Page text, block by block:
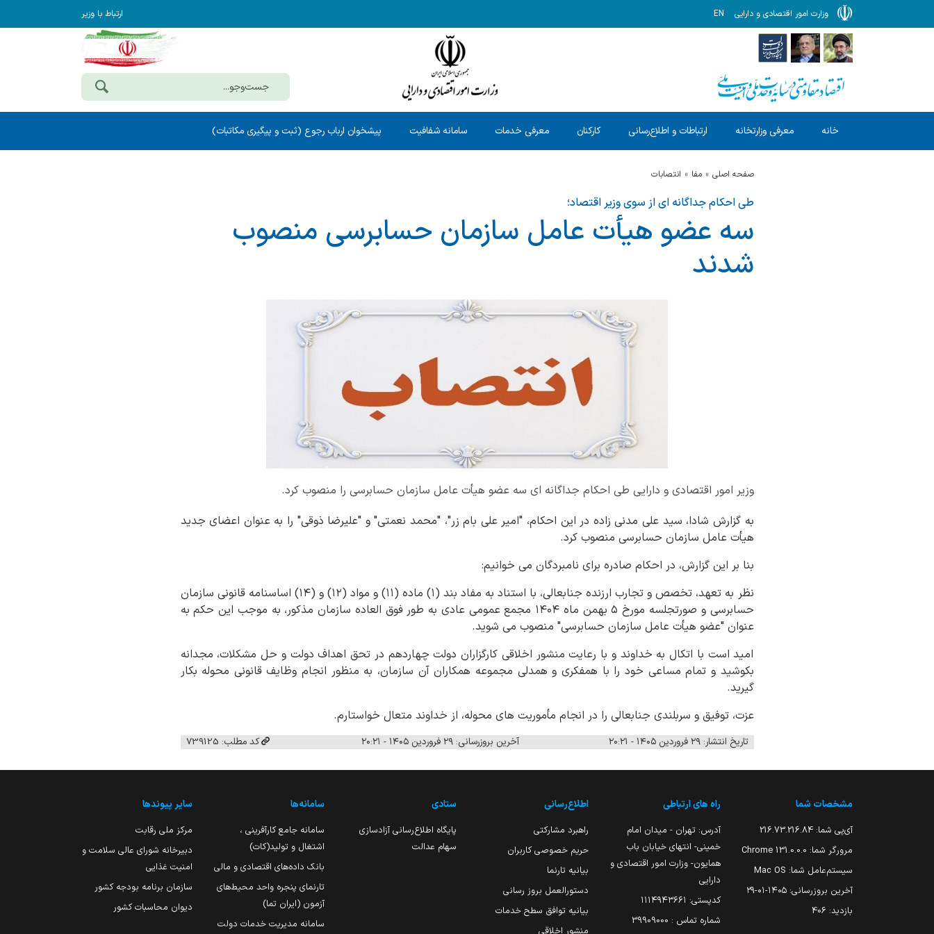
وزارت امور اقتصادی و دارایی EN ارتباط با وزیر
خانه معرفی وزارتخانه ارتباطات و اطلاع‌رسانی کارکنان معرفی خدمات سامانه شفافیت پیشخوان ارباب رجوع (ثبت و پیگیری مکاتبات)
صفحه اصلی مفا انتصابات
طی احکام جداگانه ای از سوی وزیر اقتصاد؛
سه عضو هیأت عامل سازمان حسابرسی منصوب
شدند
وزیر امور اقتصادی و دارایی طی احکام جداگانه ای سه عضو هیأت عامل سازمان حسابرسی را منصوب کرد.
به گزارش شادا، سید علی مدنی زاده در این احکام، "امیر علی بام زر"، "محمد نعمتی" و "علیرضا ذوقی" را به عنوان اعضای جدید
هیأت عامل سازمان حسابرسی منصوب کرد.
بنا بر این گزارش، در احکام صادره برای نامبردگان می خوانیم:
نظر به تعهد، تخصص و تجارب ارزنده جنابعالی، با استناد به مفاد بند (۱) ماده (۱۱) و مواد (۱۲) و (۱۴) اساسنامه قانونی سازمان
حسابرسی و صورتجلسه مورخ ۵ بهمن ماه ۱۴۰۴ مجمع عمومی عادی به طور فوق العاده سازمان مذکور، به موجب این حکم به
عنوان "عضو هیأت عامل سازمان حسابرسی" منصوب می شوید.
امید است با اتکال به خداوند و با رعایت منشور اخلاقی کارگزاران دولت چهاردهم در تحق اهداف دولت و حل مشکلات، مجدانه
بکوشید و تمام مساعی خود را با همفکری و همدلی مجموعه همکاران آن سازمان، به منظور انجام وظایف قانونی محوله بکار
گیرید.
عزت، توفیق و سربلندی جنابعالی را در انجام مأموریت های محوله، از خداوند متعال خواستارم.
تاریخ انتشار: ۲۹ فروردین ۱۴۰۵ - ۲۰:۲۱ آخرین بروزرسانی: ۲۹ فروردین ۱۴۰۵ - ۲۰:۲۱ کد مطلب: 739125
مشخصات شما
آی‌پی شما: 216.73.216.84
مرورگر شما: 131.0.0.0 Chrome
سیستم‌عامل شما: Mac OS
آخرین بروزرسانی: ۱۴۰۵-۰۱-۲۹
بازدید: 406
راه های ارتباطی
آدرس: تهران - میدان امام
خمینی- انتهای خیابان باب
همایون- وزارت امور اقتصادی و
دارایی
کدپستی: ۱۱۱۴۹۴۳۶۶۱
شماره تماس : 39909000
اطلاع‌رسانی
راهبرد مشارکتی
حریم خصوصی کاربران
بیانیه تارنما
دستورالعمل بروز رسانی
بیانیه توافق سطح خدمات
منشور اخلاقی
ستادی
پایگاه اطلاع‌رسانی آزادسازی
سهام عدالت
سامانه‌ها
سامانه جامع کارآفرینی ،
اشتغال و تولید(کات)
بانک داده‌های اقتصادی و مالی
تارنمای پنجره واحد محیط‌های
آزمون (ایران تما)
سامانه مدیریت خدمات دولت
سایر پیوندها
مرکز ملی رقابت
دبیرخانه شورای عالی سلامت و
امنیت غذایی
سازمان برنامه بودجه کشور
دیوان محاسبات کشور